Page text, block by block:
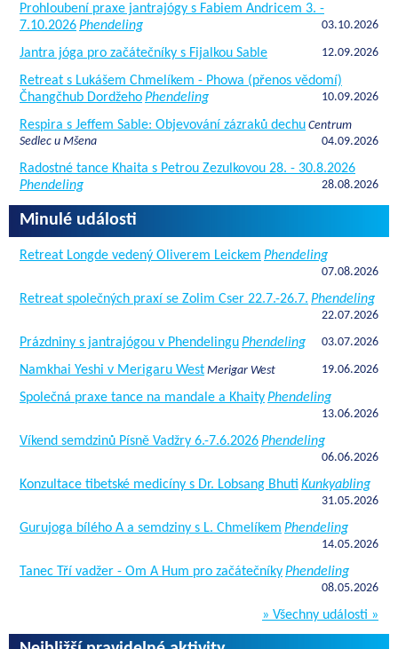
Prohloubení praxe jantrajógy s Fabiem Andricem 3. -
7.10.2026Phendeling 03.10.2026
Jantra jóga pro začátečníky s Fijalkou Sable 12.09.2026
Retreat s Lukášem Chmelíkem - Phowa (přenos vědomí)
Čhangčhub DordžehoPhendeling 10.09.2026
Respira s Jeffem Sable: Objevování zázraků dechu Centrum
Sedlec u Mšena
04.09.2026
Radostné tance Khaita s Petrou Zezulkovou 28. - 30.8.2026
Phendeling
28.08.2026
Minulé události
Retreat Longde vedený Oliverem Leickem Phendeling
07.08.2026
Retreat společných praxí se Zolim Cser 22.7.-26.7. Phendeling
22.07.2026
Prázdniny s jantrajógou v PhendelinguPhendeling 03.07.2026
Namkhai Yeshi v Merigaru West Merigar West 19.06.2026
Společná praxe tance na mandale a KhaityPhendeling
13.06.2026
Víkend semdzinů Písně Vadžry 6.-7.6.2026Phendeling
06.06.2026
Konzultace tibetské medicíny s Dr. Lobsang Bhuti Kunkyabling
31.05.2026
Gurujoga bílého A a semdziny s L. Chmelíkem Phendeling
14.05.2026
Tanec Tří vadžer - Om A Hum pro začátečníkyPhendeling
08.05.2026
» Všechny události »